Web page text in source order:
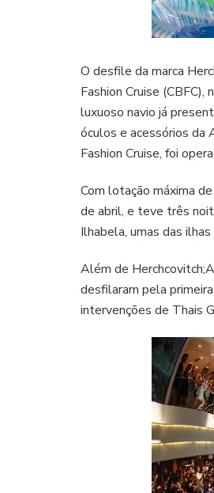
O desfile da marca
Fashion Cruise
luxuoso navio já
óculos e acessórios da
Fashion Cruise, foi
Com lotação máxima
de abril, e teve três
Ilhabela, umas das
Além de
desfilaram pela
intervenções de Thais